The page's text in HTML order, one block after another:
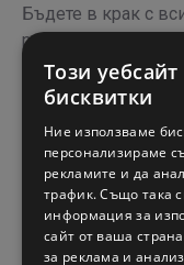
Бъдете в крак с
регистрирате за
ТЕСТ ЗА
Въведете кода в
отдолу
Този
бисквитки
Ние използваме
персонализираме
рекламите и да
трафик. Също така
информация за
сайт от ваша
за реклама и